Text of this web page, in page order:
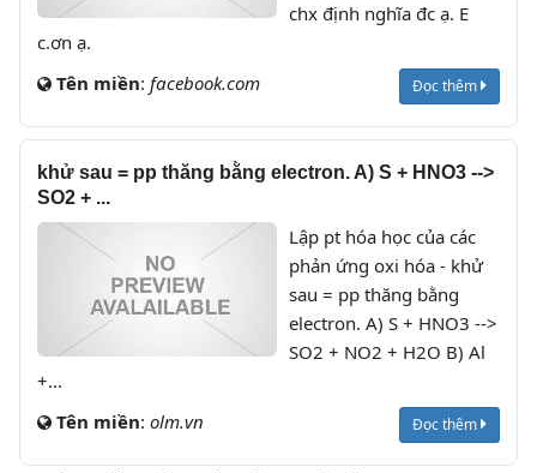
chx định nghĩa đc ạ. E
c.ơn ạ.
Tên miền: facebook.com Đọc thêm
khử sau = pp thăng bằng electron. A) S + HNO3 -->
SO2 + ...
Lập pt hóa học của các
phản ứng oxi hóa - khử
sau = pp thăng bằng
electron. A) S + HNO3 -->
SO2 + NO2 + H2O B) Al
+...
Tên miền: olm.vn Đọc thêm